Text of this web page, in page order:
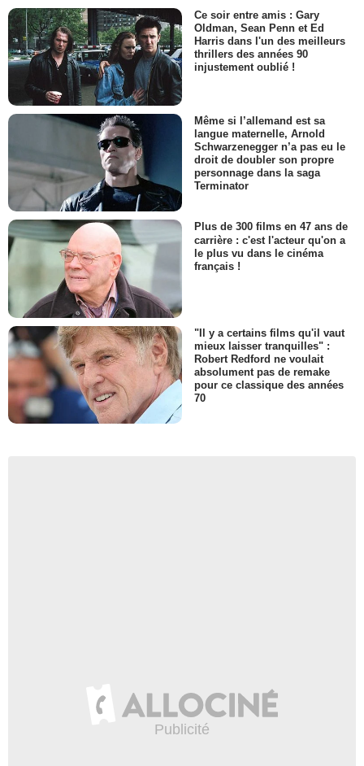
Ce soir entre amis : Gary
Oldman, Sean Penn et Ed
Harris dans l'un des meilleurs
thrillers des années 90
injustement oublié !
Même si l’allemand est sa
langue maternelle, Arnold
Schwarzenegger n’a pas eu le
droit de doubler son propre
personnage dans la saga
Terminator
Plus de 300 films en 47 ans de
carrière : c'est l'acteur qu'on a
le plus vu dans le cinéma
français !
"Il y a certains films qu'il vaut
mieux laisser tranquilles" :
Robert Redford ne voulait
absolument pas de remake
pour ce classique des années
70